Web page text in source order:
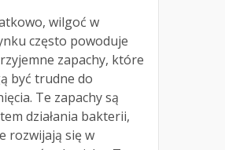
wilgoć w
często powoduje
zapachy, które
być trudne do
Te zapachy są
działania bakterii,
rozwijają się w